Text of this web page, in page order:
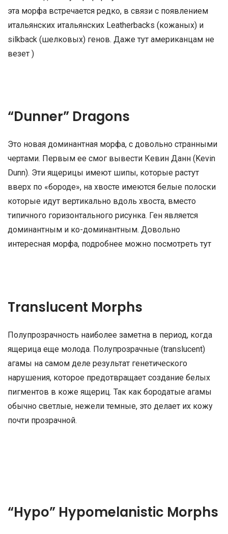
эта морфа встречается редко, в связи с появлением
итальянских итальянских Leatherbacks (кожаных) и
silkback (шелковых) генов. Даже тут американцам не
везет )
“Dunner” Dragons
Это новая доминантная морфа, с довольно странными
чертами. Первым ее смог вывести Кевин Данн (Kevin
Dunn). Эти ящерицы имеют шипы, которые растут
вверх по «бороде», на хвосте имеются белые полоски
которые идут вертикально вдоль хвоста, вместо
типичного горизонтального рисунка. Ген является
доминантным и ко-доминантным. Довольно
интересная морфа, подробнее можно посмотреть тут
Translucent Morphs
Полупрозрачность наиболее заметна в период, когда
ящерица еще молода. Полупрозрачные (translucent)
агамы на самом деле результат генетического
нарушения, которое предотвращает создание белых
пигментов в коже ящериц. Так как бородатые агамы
обычно светлые, нежели темные, это делает их кожу
почти прозрачной.
“Hypo” Hypomelanistic Morphs